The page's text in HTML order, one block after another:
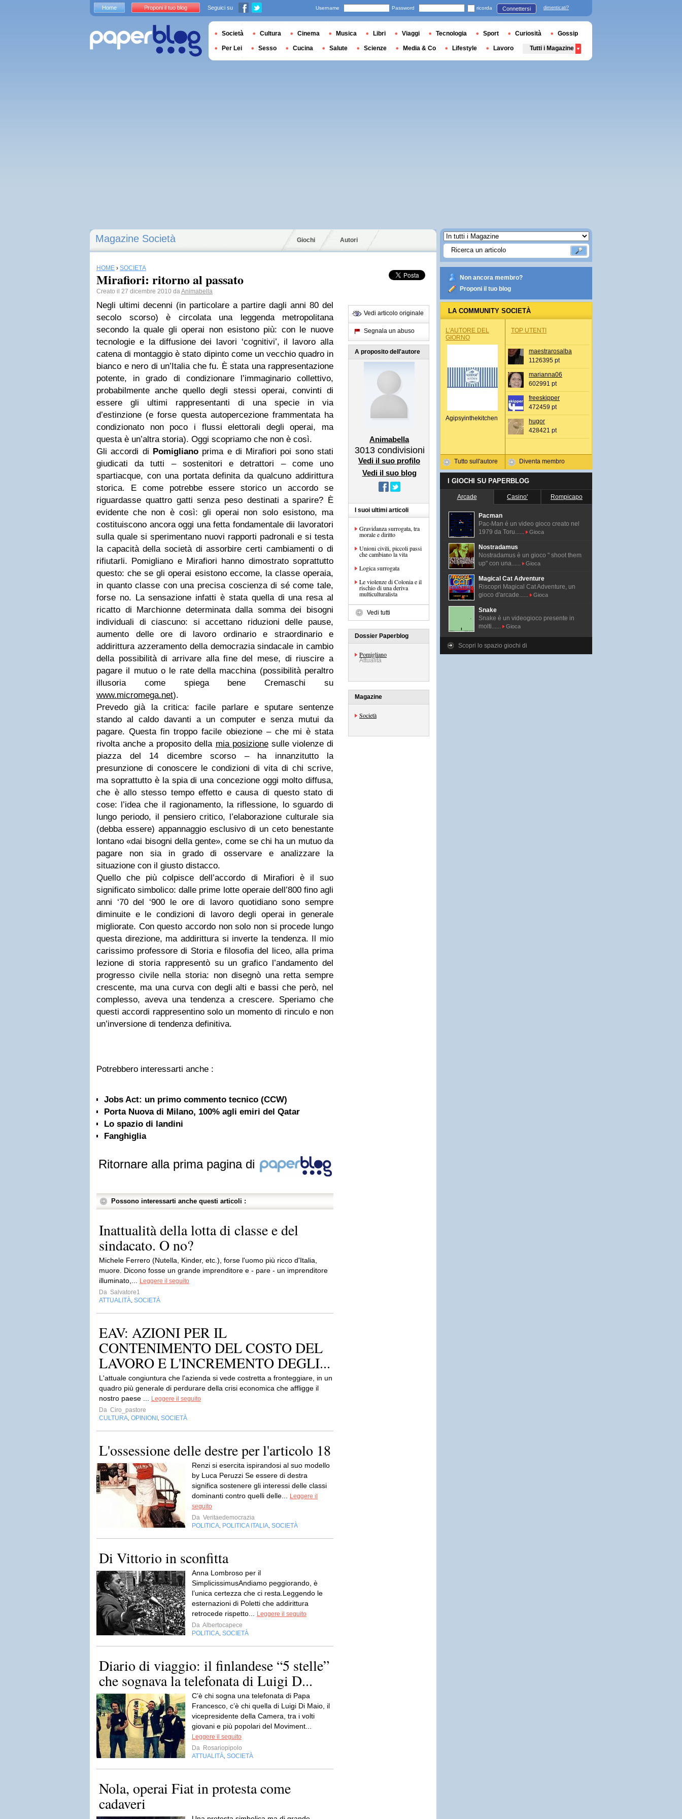
Magazine Società Giochi Autori
HOME › SOCIETÀ
Mirafiori: ritorno al passato
Creato il 27 dicembre 2010 daAnimabella
Negli ultimi decenni (in particolare a partire dagli anni 80 del
secolo scorso) è circolata una leggenda metropolitana
secondo la quale gli operai non esistono più: con le nuove
tecnologie e la diffusione dei lavori ‘cognitivi’, il lavoro alla
catena di montaggio è stato dipinto come un vecchio quadro in
bianco e nero di un’Italia che fu. È stata una rappresentazione
potente, in grado di condizionare l’immaginario collettivo,
probabilmente anche quello degli stessi operai, convinti di
essere gli ultimi rappresentanti di una specie in via
d’estinzione (e forse questa autopercezione frammentata ha
condizionato non poco i flussi elettorali degli operai, ma
questa è un’altra storia). Oggi scopriamo che non è così.
Gli accordi di Pomiglianoprima e di Mirafiori poi sono stati
giudicati da tutti – sostenitori e detrattori – come uno
spartiacque, con una portata definita da qualcuno addirittura
storica. E come potrebbe essere storico un accordo se
riguardasse quattro gatti senza peso destinati a sparire? È
evidente che non è così: gli operai non solo esistono, ma
costituiscono ancora oggi una fetta fondamentale dii lavoratori
sulla quale si sperimentano nuovi rapporti padronali e si testa
la capacità della società di assorbire certi cambiamenti o di
rifiutarli. Pomigliano e Mirafiori hanno dimostrato soprattutto
questo: che se gli operai esistono eccome, la classe operaia,
in quanto classe con una precisa coscienza di sé come tale,
forse no. La sensazione infatti è stata quella di una resa al
ricatto di Marchionne determinata dalla somma dei bisogni
individuali di ciascuno: si accettano riduzioni delle pause,
aumento delle ore di lavoro ordinario e straordinario e
addirittura azzeramento della democrazia sindacale in cambio
della possibilità di arrivare alla fine del mese, di riuscire a
pagare il mutuo o le rate della macchina (possibilità peraltro
illusoria come spiega bene Cremaschi su
www.micromega.net).
Prevedo già la critica: facile parlare e sputare sentenze
stando al caldo davanti a un computer e senza mutui da
pagare. Questa fin troppo facile obiezione – che mi è stata
rivolta anche a proposito della mia posizionesulle violenze di
piazza del 14 dicembre scorso – ha innanzitutto la
presunzione di conoscere le condizioni di vita di chi scrive,
ma soprattutto è la spia di una concezione oggi molto diffusa,
che è allo stesso tempo effetto e causa di questo stato di
cose: l’idea che il ragionamento, la riflessione, lo sguardo di
lungo periodo, il pensiero critico, l’elaborazione culturale sia
(debba essere) appannaggio esclusivo di un ceto benestante
lontano «dai bisogni della gente», come se chi ha un mutuo da
pagare non sia in grado di osservare e analizzare la
situazione con il giusto distacco.
Quello che più colpisce dell’accordo di Mirafiori è il suo
significato simbolico: dalle prime lotte operaie dell’800 fino agli
anni ‘70 del ‘900 le ore di lavoro quotidiano sono sempre
diminuite e le condizioni di lavoro degli operai in generale
migliorate. Con questo accordo non solo non si procede lungo
questa direzione, ma addirittura si inverte la tendenza. Il mio
carissimo professore di Storia e filosofia del liceo, alla prima
lezione di storia rappresentò su un grafico l’andamento del
progresso civile nella storia: non disegnò una retta sempre
crescente, ma una curva con degli alti e bassi che però, nel
complesso, aveva una tendenza a crescere. Speriamo che
questi accordi rappresentino solo un momento di rinculo e non
un’inversione di tendenza definitiva.
Potrebbero interessarti anche :
Jobs Act: un primo commento tecnico (CCW)
Porta Nuova di Milano, 100% agli emiri del Qatar
Lo spazio di landini
Fanghiglia
Ritornare alla prima pagina di
Possono interessarti anche questi articoli :
Inattualità della lotta di classe e del
sindacato. O no?
Michele Ferrero (Nutella, Kinder, etc.), forse l'uomo più ricco d'Italia,
muore. Dicono fosse un grande imprenditore e - pare - un imprenditore
illuminato,...
Leggere il seguito
Da Salvatore1
ATTUALITÀ SOCIETÀ
EAV: AZIONI PER IL
CONTENIMENTO DEL COSTO DEL
LAVORO E L'INCREMENTO DEGLI...
L'attuale congiuntura che l'azienda si vede costretta a fronteggiare, in un
quadro più generale di perdurare della crisi economica che affligge il
nostro paese ...
Leggere il seguito
Da Ciro_pastore
CULTURA OPINIONI SOCIETÀ
L'ossessione delle destre per l'articolo 18
Renzi si esercita ispirandosi al suo modello
by Luca Peruzzi Se essere di destra
significa sostenere gli interessi delle classi
dominanti contro quelli delle...
Leggere il
seguito
Da Veritaedemocrazia
POLITICA POLITICA ITALIA SOCIETÀ
Di Vittorio in sconfitta
Anna Lombroso per il
SimplicissimusAndiamo peggiorando, è
l’unica certezza che ci resta.Leggendo le
esternazioni di Poletti che addirittura
retrocede rispetto...
Leggere il seguito
Da Albertocapece
POLITICA SOCIETÀ
Diario di viaggio: il finlandese “5 stelle”
che sognava la telefonata di Luigi D...
C’è chi sogna una telefonata di Papa
Francesco, c’è chi quella di Luigi Di Maio, il
vicepresidente della Camera, tra i volti
giovani e più popolari del Moviment...
Leggere il seguito
Da Rosariopipolo
ATTUALITÀ SOCIETÀ
Nola, operai Fiat in protesta come
cadaveri
Vedi articolo originale
Segnala un abuso
A proposito dell'autore
Animabella
3013 condivisioni
Vedi il suo profilo
Vedi il suo blog
I suoi ultimi articoli
Gravidanza surrogata, tra
morale e diritto
Unioni civili, piccoli passi
che cambiano la vita
Logica surrogata
Le violenze di Colonia e il
rischio di una deriva
multiculturalista
Vedi tutti
Dossier Paperblog
Pomigliano
Attualità
Magazine
Società
Non ancora membro?
Proponi il tuo blog
LA COMMUNITY SOCIETÀ
L'AUTORE DEL
GIORNO
Agipsyinthekitchen
Tutto sull'autore
TOP UTENTI
maestrarosalba
1126395 pt
marianna06
602991 pt
freeskipper
472459 pt
hugor
428421 pt
Diventa membro
I GIOCHI SU PAPERBLOG
Arcade Casino' Rompicapo
Pacman
Pac-Man é un video gioco creato nel
1979 da Toru......
Gioca
Nostradamus
Nostradamus è un gioco " shoot them
up" con una......
Gioca
Magical Cat Adventure
Riscopri Magical Cat Adventure, un
gioco d'arcade......
Gioca
Snake
Snake è un videogioco presente in
molti......
Gioca
Scopri lo spazio giochi di
Home Proponi il tuo blog Seguici su Username Password ricorda Connettersi dimenticati?
Società Cultura Cinema Musica Libri Viaggi Tecnologia Sport Curiosità Gossip
Per Lei Sesso Cucina Salute Scienze Media & Co Lifestyle Lavoro Tutti i Magazine